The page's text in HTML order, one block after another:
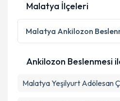
Kişisel verilerimin
Metni
'ni okudum ve
kapsamda işlenmesini
Takvim
Malatya İlçeleri
Malatya Ankilozon
Ankilozon Beslenmesi
Malatya Yeşilyurt Adölesan